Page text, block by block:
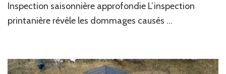
Inspection saisonnière approfondie L’inspection
printanière révèle les dommages causés …